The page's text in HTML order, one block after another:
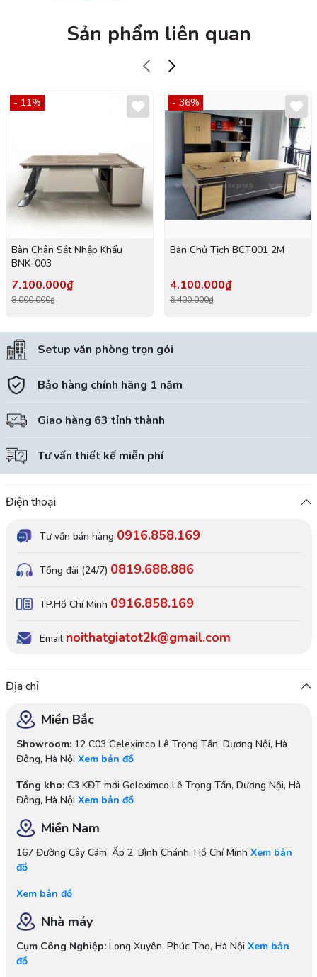
Sản phẩm liên quan
- 11%
Bàn Chân Sắt Nhập Khẩu
BNK-003
7.100.000₫
8.000.000₫
- 36%
Bàn Chủ Tịch BCT001 2M
4.100.000₫
6.400.000₫
Setup văn phòng trọn gói
Bảo hàng chính hãng 1 năm
Giao hàng 63 tỉnh thành
Tư vấn thiết kế miễn phí
Điện thoại
Tư vấn bán hàng 0916.858.169
Tổng đài (24/7) 0819.688.886
TP.Hồ Chí Minh 0916.858.169
Email noithatgiatot2k@gmail.com
Địa chỉ
Miền Bắc
Showroom:12 C03 Geleximco Lê Trọng Tấn, Dương Nội, Hà
Đông, Hà Nội Xem bản đồ
Tổng kho:C3 KĐT mới Geleximco Lê Trọng Tấn, Dương Nội, Hà
Đông, Hà Nội Xem bản đồ
Miền Nam
167 Đường Cây Cám, Ấp 2, Bình Chánh, Hồ Chí Minh Xem bản
đồ
Xem bản đồ
Nhà máy
Cụm Công Nghiệp:Long Xuyên, Phúc Thọ, Hà Nội Xem bản
đồ